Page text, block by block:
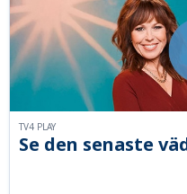
Se den senaste
TV4 PLAY